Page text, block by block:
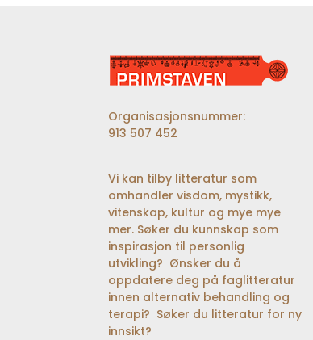
Organisasjonsnummer:
913 507 452
Vi kan tilby litteratur som
omhandler visdom, mystikk,
vitenskap, kultur og mye mye
mer. Søker du kunnskap som
inspirasjon til personlig
utvikling? Ønsker du å
oppdatere deg på faglitteratur
innen alternativ behandling og
terapi? Søker du litteratur for ny
innsikt?